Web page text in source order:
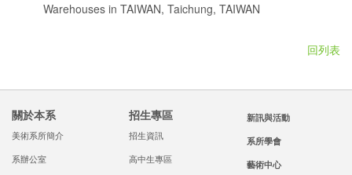
Warehouses in TAIWAN, Taichung, TAIWAN
回列表
關於本系
美術系所簡介
系辦公室
招生專區
招生資訊
高中生專區
新訊與活動
系所學會
藝術中心